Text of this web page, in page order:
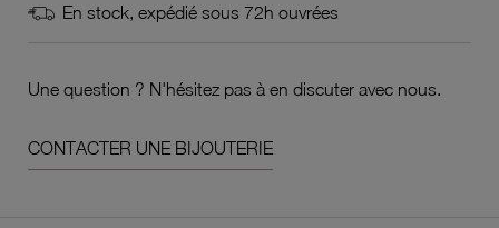
En stock, expédié sous 72h ouvrées
Une question ? N'hésitez pas à en discuter avec nous.
CONTACTER UNE BIJOUTERIE